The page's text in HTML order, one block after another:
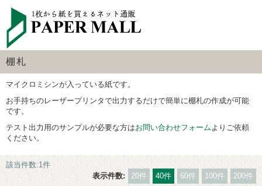
棚札
マイクロミシンが入っている紙です。
お手持ちのレーザープリンタで出力するだけで簡単に棚札の作成が可能
です。
テスト出力用のサンプルが必要な方はお問い合わせフォーム よりご依頼
ください。
該当件数:1件
表示件数:
20件 40件 60件 100件 200件